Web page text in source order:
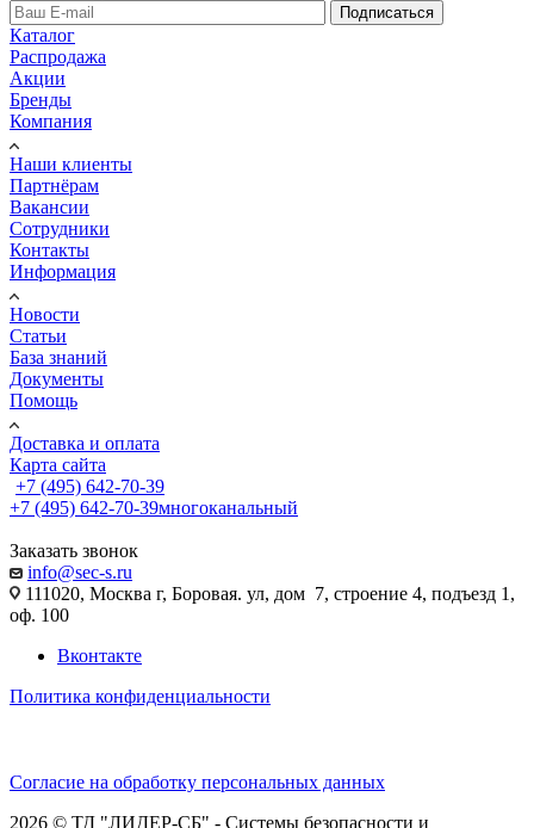
Подписаться
Каталог
Распродажа
Акции
Бренды
Компания
Наши клиенты
Партнёрам
Вакансии
Сотрудники
Контакты
Информация
Новости
Статьи
База знаний
Документы
Помощь
Доставка и оплата
Карта сайта
+7 (495) 642-70-39
+7 (495) 642-70-39многоканальный
Заказать звонок
info@sec-s.ru
111020, Москва г, Боровая. ул, дом 7, строение 4, подъезд 1,
оф. 100
Вконтакте
Политика конфиденциальности
Согласие на обработку персональных данных
2026 © ТД "ЛИДЕР-СБ" - Системы безопасности и